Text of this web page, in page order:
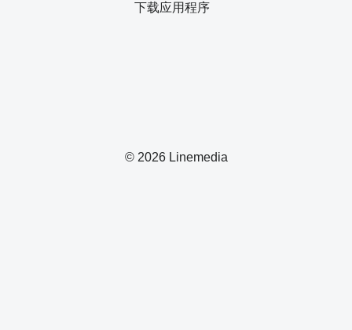
© 2026 Linemedia
下载应用程序